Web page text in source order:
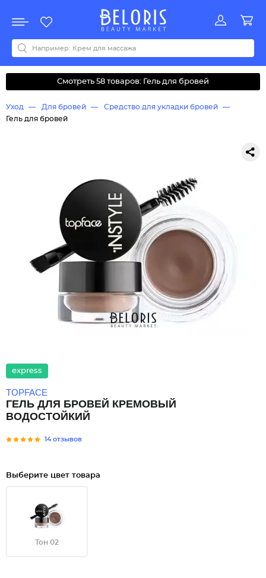
Акции
Все бренды
0-9ABCDEFGHIJKLMNOPQRSTUVWYZАБВДЗИМОКЛНПРСТУФ
Смотреть 58 товаров: Гель для бровей
Уход Для бровей
Средство для укладки бровей
Гель для бровей
express
TOPFACE
ГЕЛЬ ДЛЯ БРОВЕЙ КРЕМОВЫЙ
ВОДОСТОЙКИЙ
14 отзывов
Выберите цвет товара
Тон 02